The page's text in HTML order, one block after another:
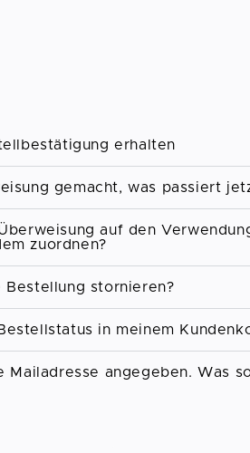
erhalten
gemacht, was passiert
auf den
zuordnen?
Bestellung stornieren?
in meinem
Mailadresse angegeben. Was